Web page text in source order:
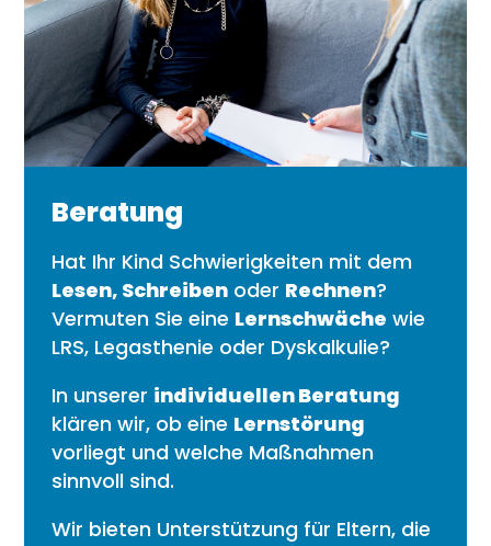
Beratung
Hat Ihr Kind Schwierigkeiten mit dem
Lesen, Schreibenoder Rechnen?
Vermuten Sie eine Lernschwäche wie
LRS, Legasthenie oder Dyskalkulie?
In unserer individuellen Beratung
klären wir, ob eine Lernstörung
vorliegt und welche Maßnahmen
sinnvoll sind.
Wir bieten Unterstützung für Eltern, die